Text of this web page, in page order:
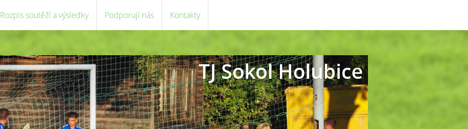
Rozpis soutěží a výsledky Podporují nás Kontakty
TJ Sokol Holubice